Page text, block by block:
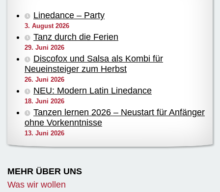
Linedance – Party
3. August 2026
Tanz durch die Ferien
29. Juni 2026
Discofox und Salsa als Kombi für
Neueinsteiger zum Herbst
26. Juni 2026
NEU: Modern Latin Linedance
18. Juni 2026
Tanzen lernen 2026 – Neustart für Anfänger
ohne Vorkenntnisse
13. Juni 2026
MEHR ÜBER UNS
Was wir wollen